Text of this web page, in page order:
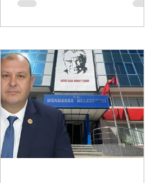
kulüplerinden Göztepe
Spor Kulübü ile İzmir'in en
organizasyonlarından
Aliağa KZY Spor Kulübü,
voleybol branşında güçlerini
birleştiren kapsamlı bir iş
birliği protokolüne imza attı.